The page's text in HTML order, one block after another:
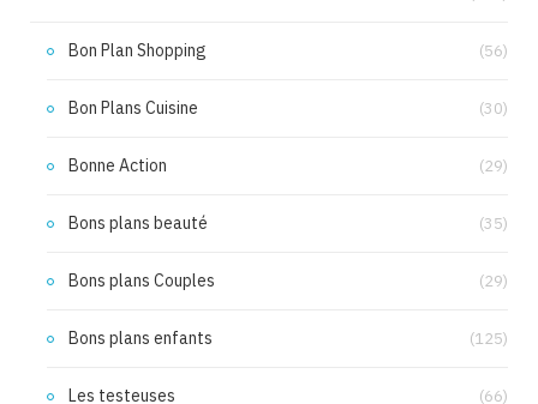
Bon Plan Shopping (56)
Bon Plans Cuisine (30)
Bonne Action (29)
Bons plans beauté (35)
Bons plans Couples (29)
Bons plans enfants (125)
Les testeuses (66)